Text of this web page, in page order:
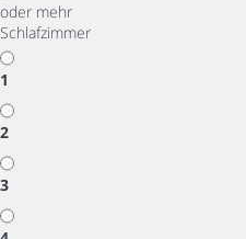
oder mehr
Schlafzimmer
1
2
3